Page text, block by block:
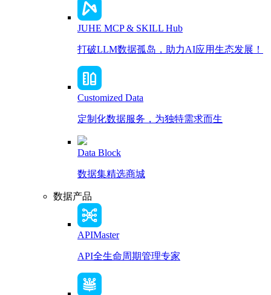
JUHE MCP & SKILL Hub
打破LLM数据孤岛，助力AI应用生态发展！
Customized Data
定制化数据服务，为独特需求而生
Data Block
数据集精选商城
数据产品
APIMaster
API全生命周期管理专家